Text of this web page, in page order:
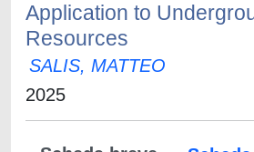
Application to
Resources
SALIS, MATTEO
2025